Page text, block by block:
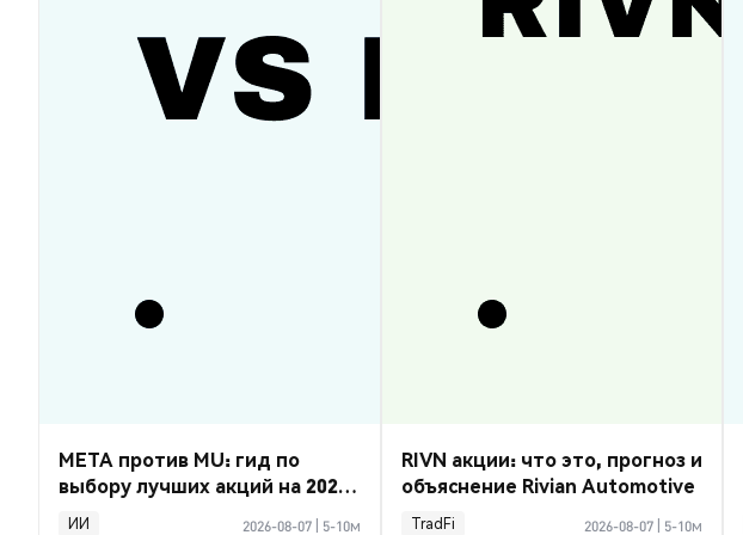
META против MU: гид по
выбору лучших акций на 2026
год
ИИ 2026-08-07 5-10м
RIVN акции: что это, прогноз и
объяснение Rivian Automotive
TradFi 2026-08-07 5-10м